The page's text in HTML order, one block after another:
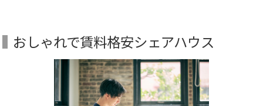
おしゃれで賃料格安シェアハウス